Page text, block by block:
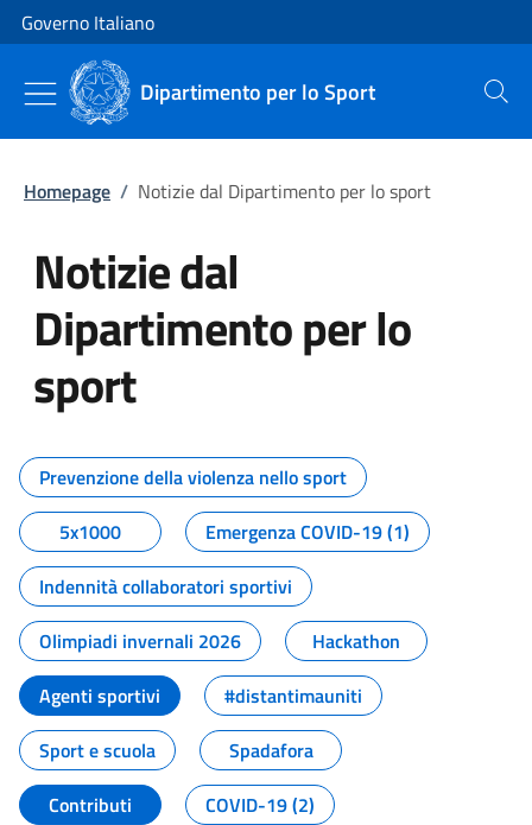
Vai al contenuto
Vai alla navigazione del sito
Governo Italiano
Dipartimento per lo Sport Cerca
Homepage / Notizie dal Dipartimento per lo sport
Notizie dal
Dipartimento per lo
sport
Tutti i contenuti della pagina
Prevenzione della violenza nello sport
5x1000
Emergenza COVID-19 (1)
Indennità collaboratori sportivi
Olimpiadi invernali 2026
Hackathon
Agenti sportivi
#distantimauniti
Sport e scuola
Spadafora
Contributi
COVID-19 (2)